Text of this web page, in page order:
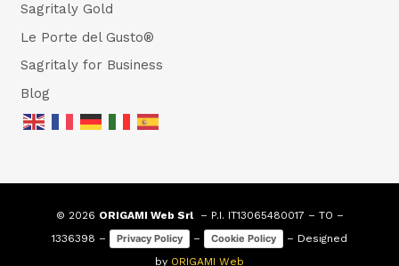
Sagritaly Gold
Le Porte del Gusto®
Sagritaly for Business
Blog
© 2026 ORIGAMI Web Srl– P.I. IT13065480017 – TO –
1336398 –
Privacy Policy – Cookie Policy
– Designed
by ORIGAMI Web